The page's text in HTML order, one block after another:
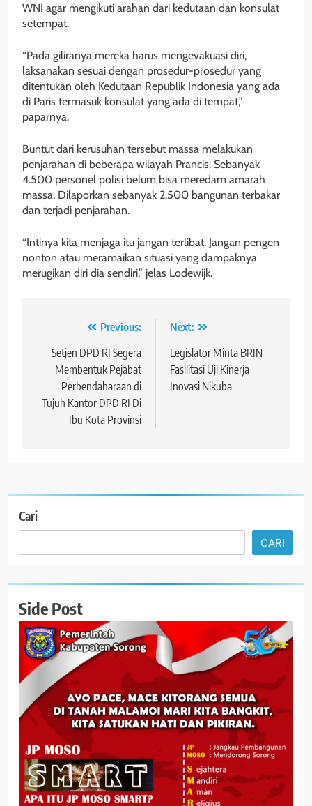
WNI agar mengikuti arahan dari kedutaan dan konsulat
setempat.
“Pada giliranya mereka harus mengevakuasi diri,
laksanakan sesuai dengan prosedur-prosedur yang
ditentukan oleh Kedutaan Republik Indonesia yang ada
di Paris termasuk konsulat yang ada di tempat,”
paparnya.
Buntut dari kerusuhan tersebut massa melakukan
penjarahan di beberapa wilayah Prancis. Sebanyak
4.500 personel polisi belum bisa meredam amarah
massa. Dilaporkan sebanyak 2.500 bangunan terbakar
dan terjadi penjarahan.
“Intinya kita menjaga itu jangan terlibat. Jangan pengen
nonton atau meramaikan situasi yang dampaknya
merugikan diri dia sendiri,” jelas Lodewijk.
Navigasi
pos
Previous:
Setjen DPD RI Segera
Membentuk Pejabat
Perbendaharaan di
Tujuh Kantor DPD RI Di
Ibu Kota Provinsi
Next:
Legislator Minta BRIN
Fasilitasi Uji Kinerja
Inovasi Nikuba
Cari
CARI
Side Post